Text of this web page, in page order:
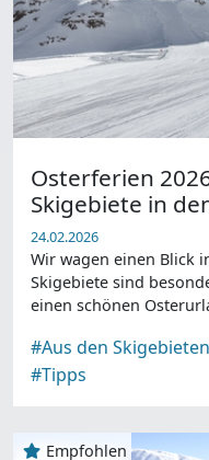
Osterferien
Skigebiete in
24.02.2026
Wir wagen einen Blick
Skigebiete sind
einen schönen
#Aus den Skigebieten
#Tipps
Empfohlen